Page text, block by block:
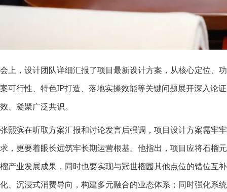
会上，设计团队详细汇报了项目最新设计方案，从核心定位、
案可行性、特色IP打造、落地实操效能等关键问题展开深入论
效、凝聚广泛共识。
张熙滨在听取方案汇报和讨论发言后强调，项目设计方案需牢
求，更要着眼长远筑牢长期运营根基。他指出，项目应将石榴
榴产业发展成果，同时也要实现与冠世榴园其他点位的错位互
化、沉浸式消费导向，构建多元融合的业态体系；同时强化系